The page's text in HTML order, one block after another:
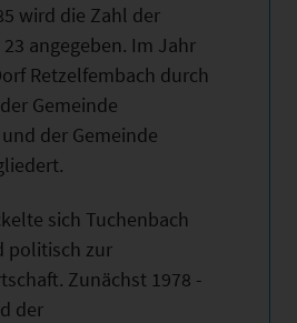
wird die Zahl der
angegeben. Im Jahr
Retzelfembach durch
Gemeinde
der Gemeinde
sich Tuchenbach
politisch zur
Zunächst 1978 -
der